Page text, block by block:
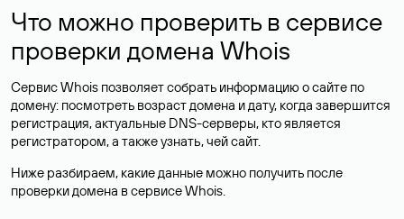
Что можно проверить в сервисе
проверки домена Whois
Сервис Whois позволяет собрать информацию о сайте по
домену: посмотреть возраст домена и дату, когда завершится
регистрация, актуальные DNS-серверы, кто является
регистратором, а также узнать, чей сайт.
Ниже разбираем, какие данные можно получить после
проверки домена в сервисе Whois.